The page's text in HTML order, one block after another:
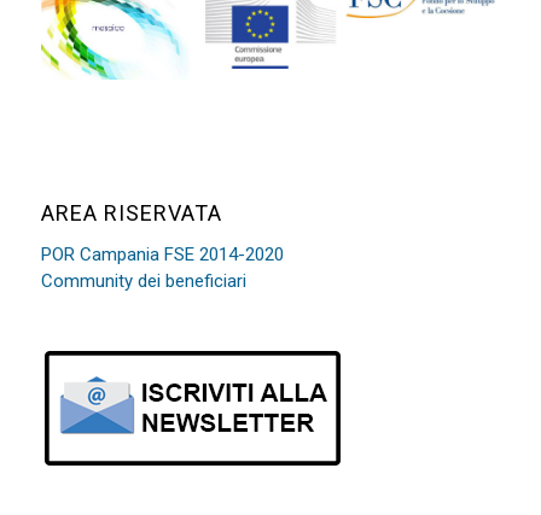
AREA RISERVATA
POR Campania FSE 2014-2020
Community dei beneficiari